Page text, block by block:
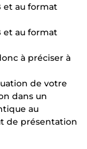
et au format
et au format
à préciser à
de votre
dans un
au
de présentation